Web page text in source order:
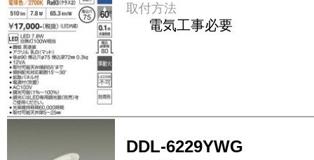
取付方法
電気工事必要
DDL-6229YWG